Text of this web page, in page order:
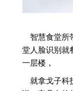
智慧食堂所
堂人脸识别就
一层楼，
就拿戈子科